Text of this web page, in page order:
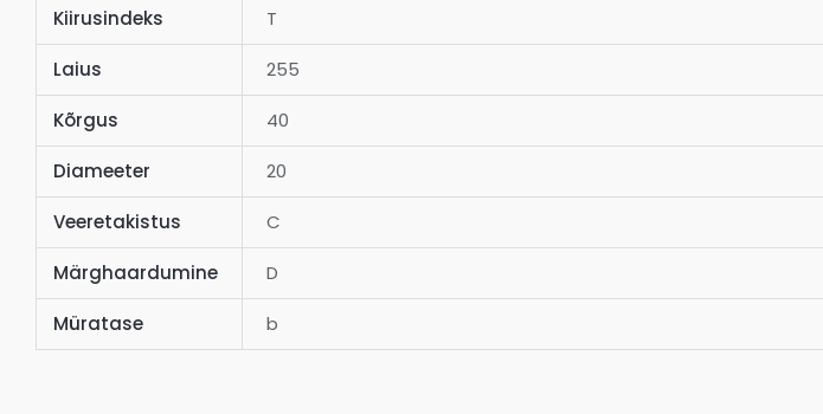
Kiirusindeks T
Laius 255
Kõrgus 40
Diameeter 20
Veeretakistus C
Märghaardumine D
Müratase b